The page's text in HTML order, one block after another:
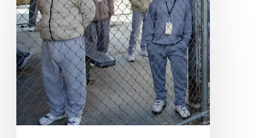
Esto
te
sucede
cuando
estás
encerrado
de
22